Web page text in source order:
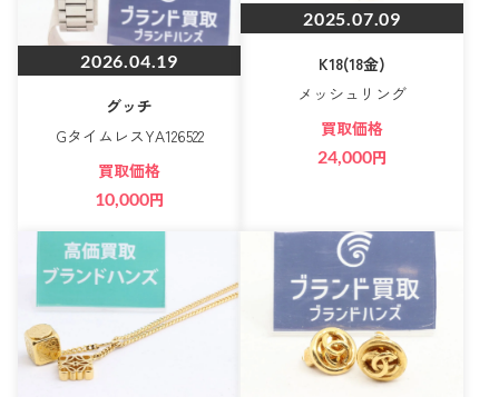
2026.04.19
グッチ
GタイムレスYA126522
買取価格
10,000円
2025.07.09
K18(18金)
メッシュリング
買取価格
24,000円